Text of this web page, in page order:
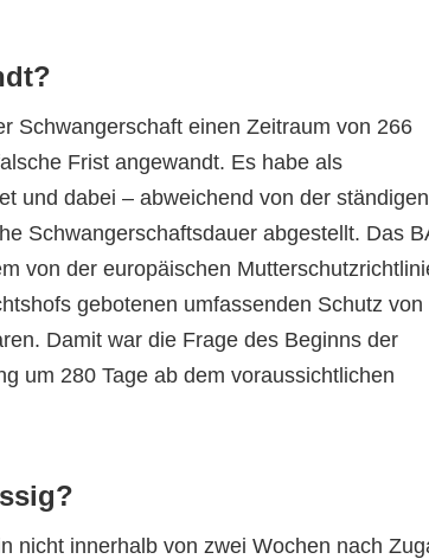
Schwangerschaft einen Zeitraum von 266
Frist angewandt. Es habe als
und dabei – abweichend von der ständigen
Schwangerschaftsdauer abgestellt. Das
von der europäischen
gebotenen umfassenden Schutz von
Damit war die Frage des Beginns der
um 280 Tage ab dem voraussichtlichen
nicht innerhalb von zwei Wochen nach